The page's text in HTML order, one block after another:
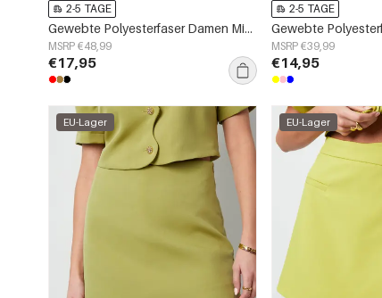
2-5 TAGE
Gewebte Polyesterfaser Damen Minirock Elegant Pailletten
MSRP €48,99
€17,95
2-5 TAGE
MSRP €39,99
€14,95
EU-Lager EU-Lager